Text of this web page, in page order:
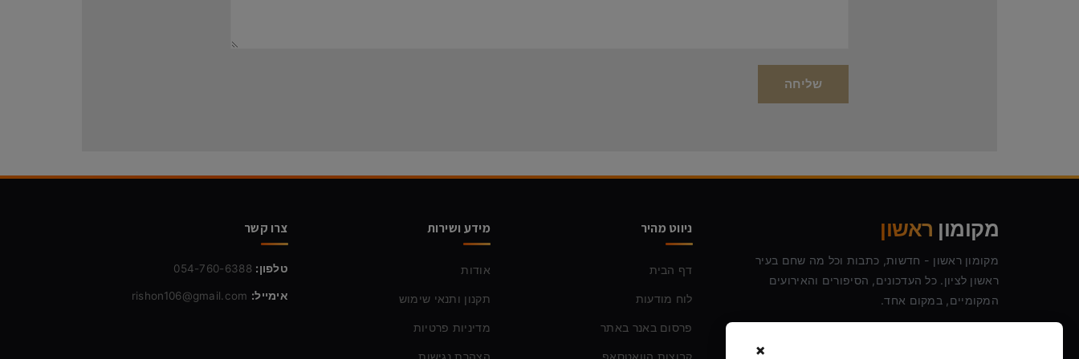
מקומון ראשון
מקומון ראשון - חדשות, כתבות וכל מה שחם בעיר
ראשון לציון. כל העדכונים, הסיפורים והאירועים
המקומיים, במקום אחד.
ניווט מהיר
דף הבית
לוח מודעות
פרסום באנר באתר
קבוצות הוואטסאפ
מידע ושירות
אודות
תקנון ותנאי שימוש
מדיניות פרטיות
הצהרת נגישות
צרו קשר
טלפון: 054-760-6388
אימייל: rishon106@gmail.com
×